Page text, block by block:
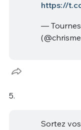
https://
—
5.
Sortez